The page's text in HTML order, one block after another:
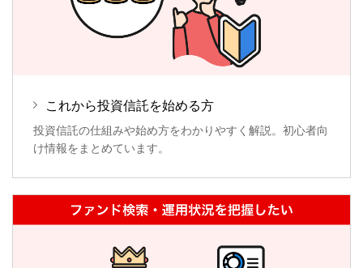
これから投資信託を始める方
投資信託の仕組みや始め方をわかりやすく解説。初心者向
け情報をまとめています。